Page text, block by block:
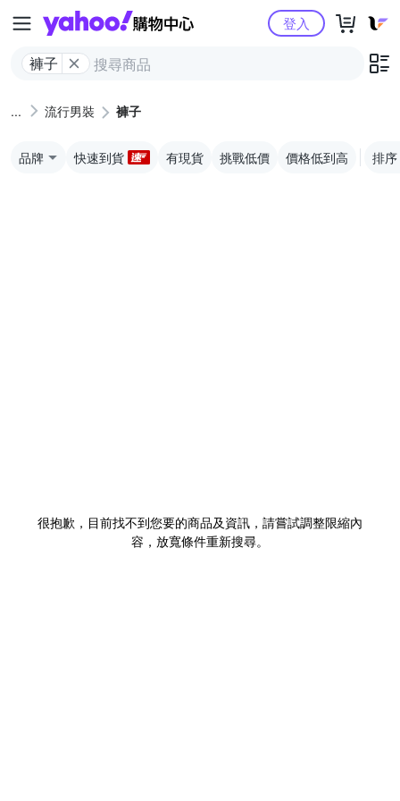
Yahoo購物中心
褲子
登入
流行男裝 褲子
品牌 快速到貨 有現貨 挑戰低價 價格低到高 排序
很抱歉，目前找不到您要的商品及資訊，請嘗試調整限縮內
容，放寬條件重新搜尋。